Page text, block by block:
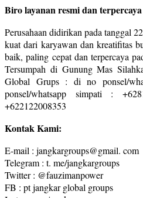
Biro layanan resmi dan terpercaya
Perusahaan didirikan pada tanggal
kuat dari karyawan dan kreatifitas
baik, paling cepat dan terpercaya
Tersumpah di Gunung Mas
Global Grups : di no ponsel/
ponsel/whatsapp simpati :
+622122008353
Kontak Kami:
E-mail : jangkargroups@gmail. com
Telegram : t. me/jangkargroups
Twitter : @fauzimanpower
FB : pt jangkar global groups